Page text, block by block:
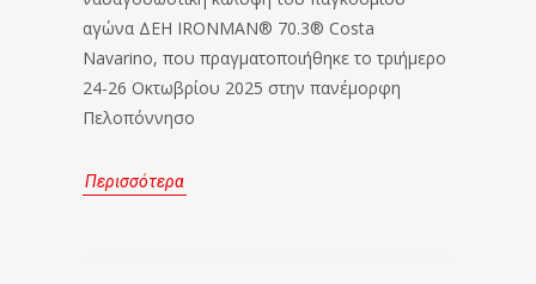
αγώνα ΔΕΗ IRONMAN® 70.3® Costa
Navarino, που πραγματοποιήθηκε το τριήμερο
24-26 Οκτωβρίου 2025 στην πανέμορφη
Πελοπόννησο
Περισσότερα